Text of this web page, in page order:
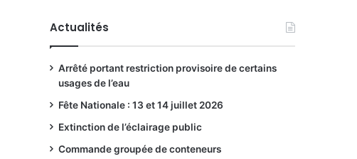
Actualités
Arrêté portant restriction provisoire de certains
usages de l’eau
Fête Nationale : 13 et 14 juillet 2026
Extinction de l’éclairage public
Commande groupée de conteneurs